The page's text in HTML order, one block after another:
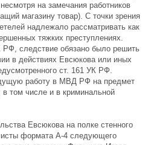
на замечания работников
магазину товар). С точки зрения
надлежало рассматривать как
тяжких преступлениях.
следствие обязано было решить
в действиях Евсюкова или иных
ст. 161 УК РФ.
работу в МВД РФ на предмет
в том числе и в криминальной
Евсюкова на полке стенного
формата А-4 следующего